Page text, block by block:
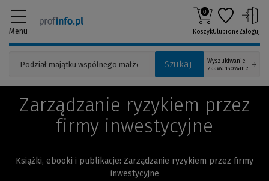
Menu
Szukaj
Wyszukiwanie
zaawansowane
0
KoszykUlubioneZaloguj
Zarządzanie ryzykiem przez
firmy inwestycyjne
Książki, ebooki i publikacje: Zarządzanie ryzykiem przez firmy
inwestycyjne